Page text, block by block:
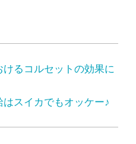
けるコルセットの効果に
スイカでもオッケー♪